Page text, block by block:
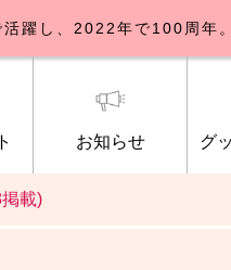
躍し、2022年で100周年。
ックリンパーラー公演
お知らせ
ピックス
グ
ッズ販売
研修生募集について
載)